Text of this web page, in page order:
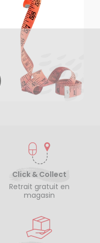
Click & Collect
Retrait gratuit en
magasin